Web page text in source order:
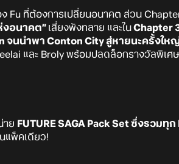
Fu ที่ต้องการเปลี่ยนอนาคต ส่วน
งอนาคต” เสี่ยงพังทลาย และในChapter
จนนำพา Conton City สู่หายนะครั้งให
และ Broly พร้อมปลดล็อกรางวัลพิเ
าย FUTURE SAGA Pack Set ซึ่งรวมทุก
แพ็คเดียว!